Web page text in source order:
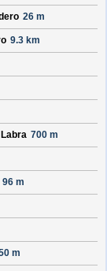
26 m
9.3 km
700 m
96 m
m